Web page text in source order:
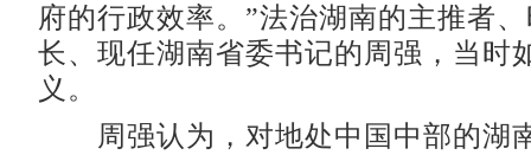
府的行政效率。”法治湖南的主推者
长、现任湖南省委书记的周强，当时
义。
周强认为，对地处中国中部的湖